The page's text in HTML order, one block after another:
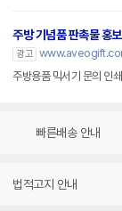
주방 기념품 판촉물 홍
광고
주방용품 믹서기 문의 인
빠른배송 안내
법적고지 안내